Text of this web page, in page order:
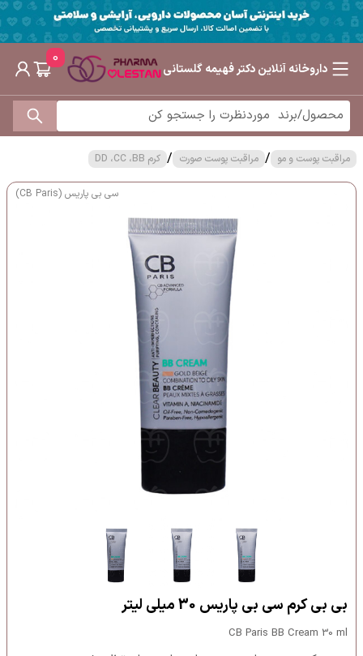
داروخانه آنلاین دکتر فهیمه گلستانی
0
مراقبت پوست و مو / مراقبت پوست صورت / کرم DD ،CC ،BB
سی بی پاریس (CB Paris)
بی بی کرم سی بی پاریس 30 میلی لیتر
CB Paris BB Cream 30 ml